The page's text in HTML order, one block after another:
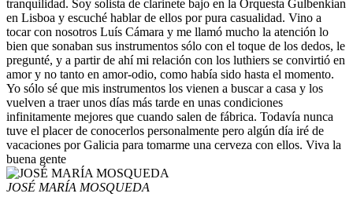
tranquilidad. Soy solista de clarinete bajo en la Orquesta Gulbenkian
en Lisboa y escuché hablar de ellos por pura casualidad. Vino a
tocar con nosotros Luís Cámara y me llamó mucho la atención lo
bien que sonaban sus instrumentos sólo con el toque de los dedos, le
pregunté, y a partir de ahí mi relación con los luthiers se convirtió en
amor y no tanto en amor-odio, como había sido hasta el momento.
Yo sólo sé que mis instrumentos los vienen a buscar a casa y los
vuelven a traer unos días más tarde en unas condiciones
infinitamente mejores que cuando salen de fábrica. Todavía nunca
tuve el placer de conocerlos personalmente pero algún día iré de
vacaciones por Galicia para tomarme una cerveza con ellos. Viva la
buena gente
JOSÉ MARÍA MOSQUEDA